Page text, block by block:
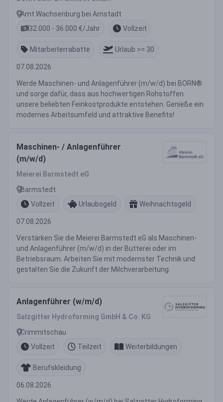
Amt Wachsenburg bei Arnstadt
32.000 - 36.000 €/Jahr
Vollzeit
Mitarbeiterrabatte Urlaub >= 30
07.08.2026
Werde Maschinen- und Anlagenführer (m/w/d) bei BORN®
und sorge dafür, dass aus hochwertigen Rohstoffen
unsere beliebten Feinkostprodukte entstehen. Genieße ein
modernes Arbeitsumfeld und attraktive Benefits!
Maschinen- / Anlagenführer
(m/w/d)
Meierei Barmstedt eG
Barmstedt
Vollzeit
Urlaubsgeld Weihnachtsgeld
07.08.2026
Verstärken Sie die Meierei Barmstedt eG als Maschinen-
und Anlagenführer (m/w/d) in der Butterei oder im
Betriebsraum. Arbeiten Sie mit modernster Technik und
gestalten Sie die Zukunft der Milchverarbeitung.
Anlagenführer (w/m/d)
Salzgitter Hydroforming GmbH & Co. KG
Crimmitschau
Vollzeit
Teilzeit Weiterbildungen
Berufskleidung
06.08.2026